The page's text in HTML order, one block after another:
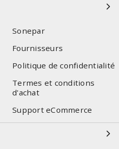
Sonepar
Fournisseurs
Politique de confidentialité
Termes et conditions
d'achat
Support eCommerce